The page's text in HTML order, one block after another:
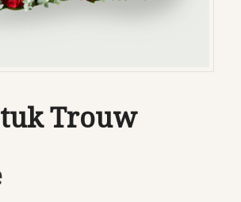
Trouw